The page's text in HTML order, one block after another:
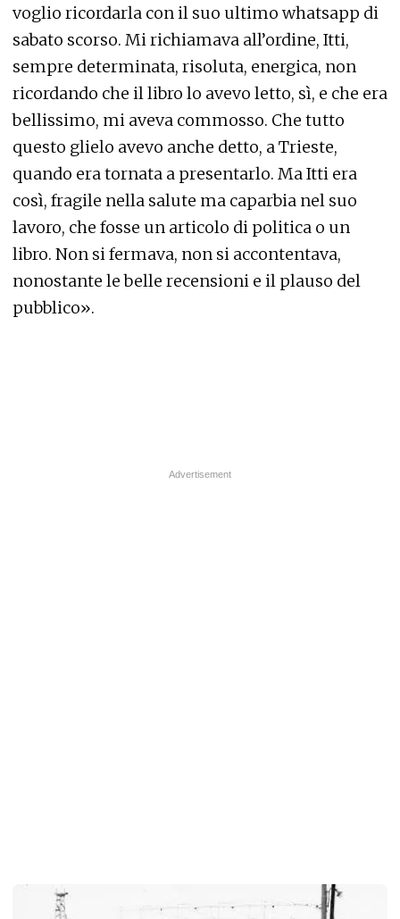
voglio ricordarla con il suo ultimo whatsapp di
sabato scorso. Mi richiamava all’ordine, Itti,
sempre determinata, risoluta, energica, non
ricordando che il libro lo avevo letto, sì, e che era
bellissimo, mi aveva commosso. Che tutto
questo glielo avevo anche detto, a Trieste,
quando era tornata a presentarlo. Ma Itti era
così, fragile nella salute ma caparbia nel suo
lavoro, che fosse un articolo di politica o un
libro. Non si fermava, non si accontentava,
nonostante le belle recensioni e il plauso del
pubblico».